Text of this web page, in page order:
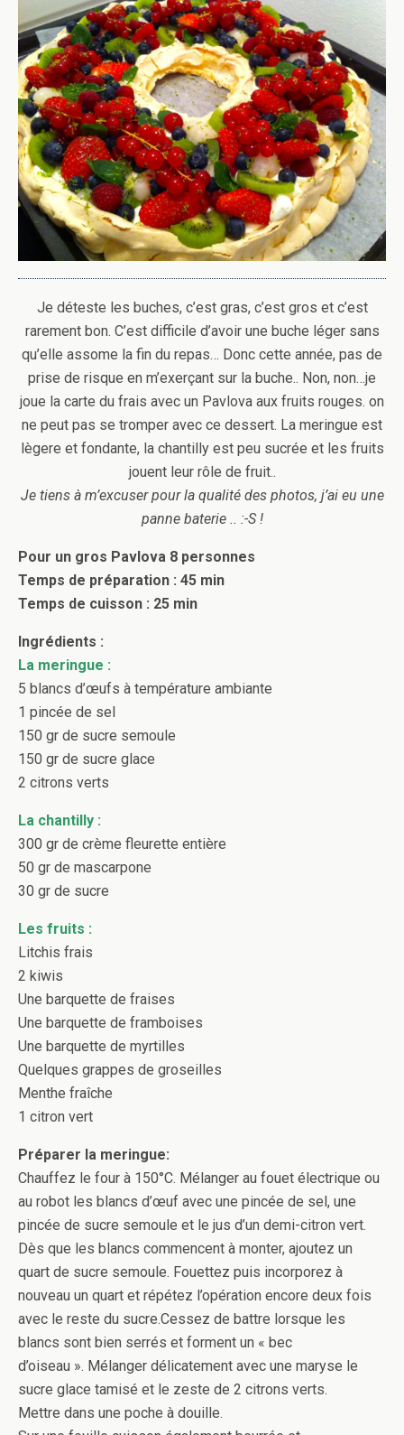
Je déteste les buches, c’est gras, c’est gros et c’est
rarement bon. C’est difficile d’avoir une buche léger sans
qu’elle assome la fin du repas… Donc cette année, pas de
prise de risque en m’exerçant sur la buche.. Non, non…je
joue la carte du frais avec un Pavlova aux fruits rouges. on
ne peut pas se tromper avec ce dessert. La meringue est
lègere et fondante, la chantilly est peu sucrée et les fruits
jouent leur rôle de fruit..
Je tiens à m’excuser pour la qualité des photos, j’ai eu une
panne baterie .. :-S !
Pour un gros Pavlova 8 personnes
Temps de préparation : 45 min
Temps de cuisson : 25 min
Ingrédients :
La meringue :
5 blancs d’œufs à température ambiante
1 pincée de sel
150 gr de sucre semoule
150 gr de sucre glace
2 citrons verts
La chantilly :
300 gr de crème fleurette entière
50 gr de mascarpone
30 gr de sucre
Les fruits :
Litchis frais
2 kiwis
Une barquette de fraises
Une barquette de framboises
Une barquette de myrtilles
Quelques grappes de groseilles
Menthe fraîche
1 citron vert
Préparer la meringue:
Chauffez le four à 150°C. Mélanger au fouet électrique ou
au robot les blancs d’œuf avec une pincée de sel, une
pincée de sucre semoule et le jus d’un demi-citron vert.
Dès que les blancs commencent à monter, ajoutez un
quart de sucre semoule. Fouettez puis incorporez à
nouveau un quart et répétez l’opération encore deux fois
avec le reste du sucre.Cessez de battre lorsque les
blancs sont bien serrés et forment un « bec
d’oiseau ». Mélanger délicatement avec une maryse le
sucre glace tamisé et le zeste de 2 citrons verts.
Mettre dans une poche à douille.